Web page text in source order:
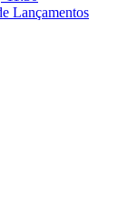
Lançamentos